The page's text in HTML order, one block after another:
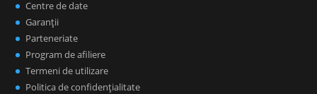
Centre de date
Garanţii
Parteneriate
Program de afiliere
Termeni de utilizare
Politica de confidenţialitate